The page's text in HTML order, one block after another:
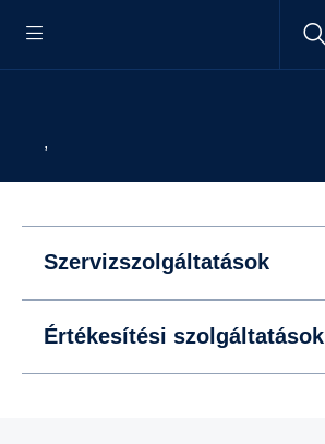
,
Szervizszolgáltatások
Értékesítési szolgáltatások